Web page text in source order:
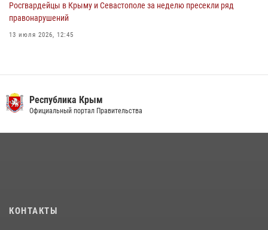
Росгвардейцы в Крыму и Севастополе за неделю пресекли ряд
правонарушений
13 июля 2026, 12:45
В Ялте росгвардейцы задержали подозреваемого в краже
Республика Крым
Официальный портал Правительства
КОНТАКТЫ